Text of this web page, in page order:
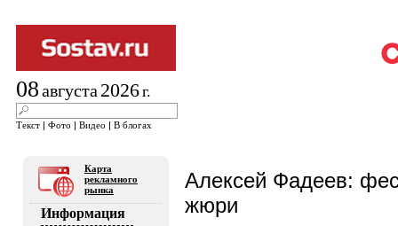
08августа 2026г.
Текст | Фото | Видео | В блогах
Карта
рекламного
рынка
Информация
Алексей Фадеев:
жюри